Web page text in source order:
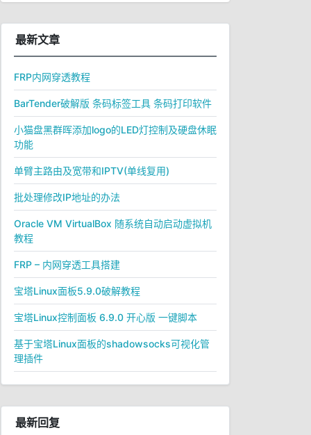
最新文章
FRP内网穿透教程
BarTender破解版 条码标签工具 条码打印软件
小猫盘黑群晖添加logo的LED灯控制及硬盘休眠
功能
单臂主路由及宽带和IPTV(单线复用)
批处理修改IP地址的办法
Oracle VM VirtualBox 随系统自动启动虚拟机
教程
FRP – 内网穿透工具搭建
宝塔Linux面板5.9.0破解教程
宝塔Linux控制面板 6.9.0 开心版 一键脚本
基于宝塔Linux面板的shadowsocks可视化管
理插件
最新回复